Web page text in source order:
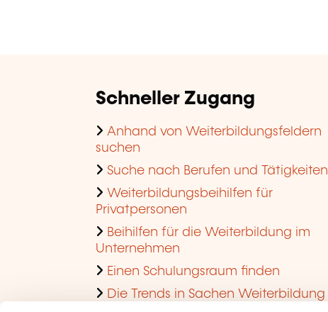
Schneller Zugang
Anhand von Weiterbildungsfeldern
suchen
Suche nach Berufen und Tätigkeiten
Weiterbildungsbeihilfen für
Privatpersonen
Beihilfen für die Weiterbildung im
Unternehmen
Einen Schulungsraum finden
Die Trends in Sachen Weiterbildung